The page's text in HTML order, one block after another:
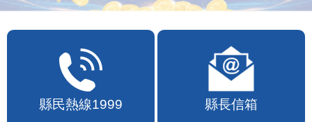
縣民熱線1999 縣長信箱